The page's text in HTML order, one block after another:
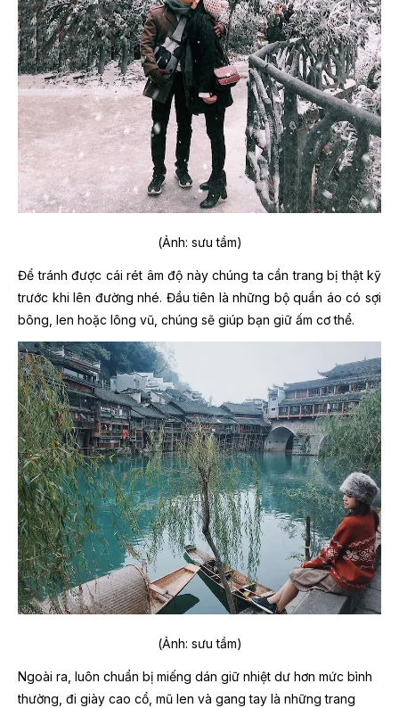
(Ảnh: sưu tầm)
Để tránh được cái rét âm độ này chúng ta cần trang bị thật kỹ
trước khi lên đường nhé. Đầu tiên là những bộ quần áo có sợi
bông, len hoặc lông vũ, chúng sẽ giúp bạn giữ ấm cơ thể.
(Ảnh: sưu tầm)
Ngoài ra, luôn chuẩn bị miếng dán giữ nhiệt dư hơn mức bình
thường, đi giày cao cổ, mũ len và gang tay là những trang